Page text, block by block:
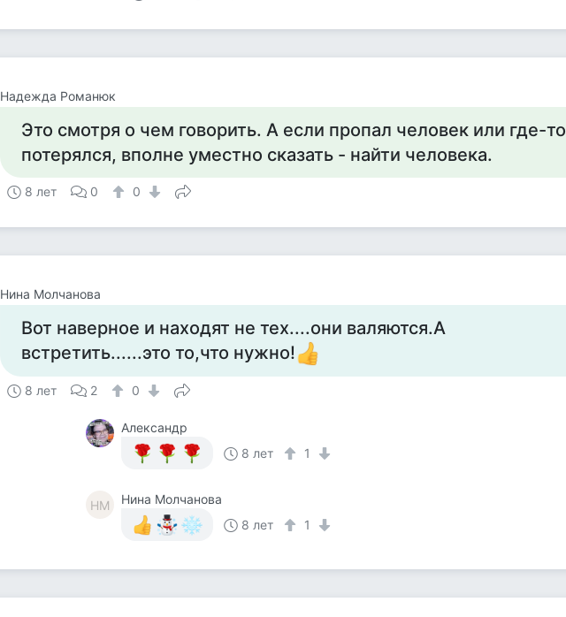
Надежда Романюк
Это смотря о чем говорить. А если пропал человек или где-то
потерялся, вполне уместно сказать - найти человека.
8 лет 0 0
Нина Молчанова
Вот наверное и находят не тех....они валяются.А
встретить......это то,что нужно!
8 лет 2 0
Александр
8 лет
1
НМ
Нина Молчанова
8 лет
1